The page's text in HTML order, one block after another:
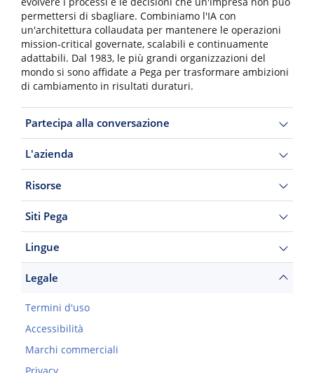
permettersi di sbagliare. Combiniamo l'IA con
un'architettura collaudata per mantenere le operazioni
mission-critical governate, scalabili e continuamente
adattabili. Dal 1983, le più grandi organizzazioni del
mondo si sono affidate a Pega per trasformare ambizioni
di cambiamento in risultati duraturi.
Partecipa alla conversazione
L'azienda
Risorse
Siti Pega
Lingue
Legale
Termini d'uso
Accessibilità
Marchi commerciali